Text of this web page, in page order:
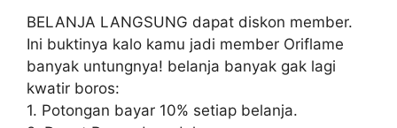
BELANJA LANGSUNG dapat diskon member.
Ini buktinya kalo kamu jadi member Oriflame
banyak untungnya! belanja banyak gak lagi
kwatir boros:
1. Potongan bayar 10% setiap belanja.